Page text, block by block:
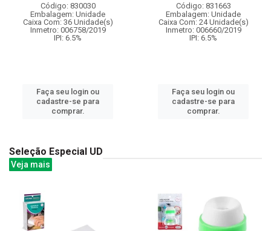
Código: 830030
Embalagem: Unidade
Caixa Com: 36 Unidade(s)
Inmetro: 006758/2019
IPI: 6.5%
Faça seu login ou
cadastre-se para
comprar.
Código: 831663
Embalagem: Unidade
Caixa Com: 24 Unidade(s)
Inmetro: 006660/2019
IPI: 6.5%
Faça seu login ou
cadastre-se para
comprar.
Seleção Especial UD
Veja mais